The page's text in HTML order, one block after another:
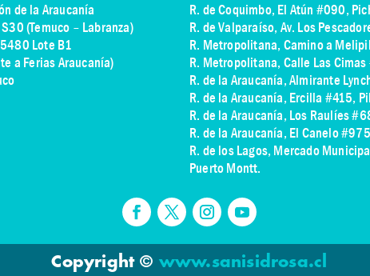
de la Araucanía
(Temuco – Labranza)
Lote B1
a Ferias Araucanía)
R. de Coquimbo, El Atún #090,
R. de Valparaíso, Av. Los
R. Metropolitana, Camino a
R. Metropolitana, Calle Las
R. de la Araucanía, Almirante
R. de la Araucanía, Ercilla #415,
R. de la Araucanía, Los Raulíes
R. de la Araucanía, El Canelo
R. de los Lagos, Mercado
Puerto Montt.
Copyright© www.sanisidrosa.cl